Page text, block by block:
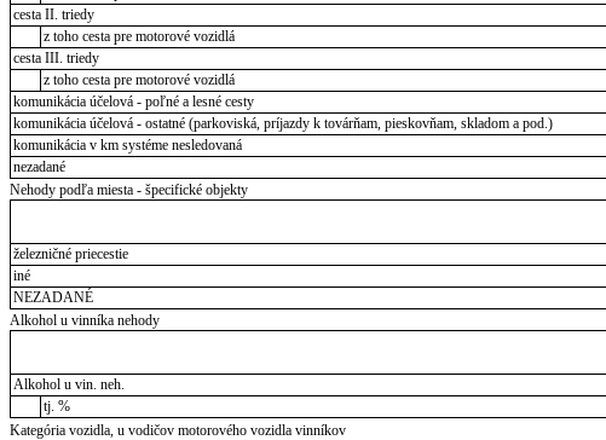
cesta II. triedy
z toho cesta pre motorové vozidlá
cesta III. triedy
z toho cesta pre motorové vozidlá
komunikácia účelová - poľné a lesné cesty
komunikácia účelová - ostatné (parkoviská, príjazdy k továrňam, pieskovňam, skladom a pod.)
komunikácia v km systéme nesledovaná
nezadané
Nehody podľa miesta - špecifické objekty
železničné priecestie
iné
NEZADANÉ
Alkohol u vinníka nehody
Alkohol u vin. neh.
tj. %
Kategória vozidla, u vodičov motorového vozidla vinníkov